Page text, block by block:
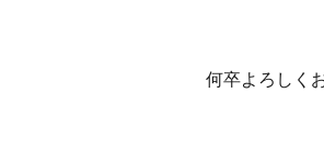
何卒よろしく